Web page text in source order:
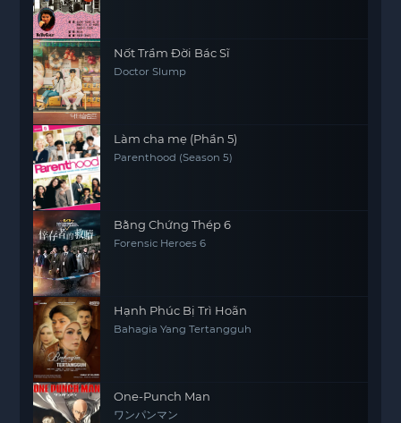
Nốt Trầm Đời Bác Sĩ
Doctor Slump
Làm cha mẹ (Phần 5)
Parenthood (Season 5)
Bằng Chứng Thép 6
Forensic Heroes 6
Hạnh Phúc Bị Trì Hoãn
Bahagia Yang Tertangguh
One-Punch Man
ワンパンマン